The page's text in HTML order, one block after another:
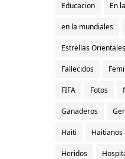
Educacion En
en la mundiales
Estrellas Orientales
Fallecidos
FIFA Fotos
Ganaderos
Haiti Haitianos
Heridos